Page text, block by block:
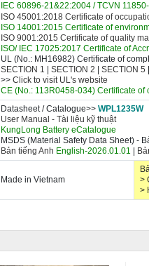
IEC 60896-21&22:2004 /TCVN
ISO 45001:2018 Certificate of
ISO 14001:2015 Certificate of
ISO 9001:2015 Certificate of quality
ISO/ IEC 17025:2017 Certificate of A
UL (No.: MH16982) Certificate of
SECTION 1
SECTION 2 SECTION 5
>> Click to visit UL's website
CE (No.: 113R0458-034) Certificate of
Datasheet / Catalogue>> WPL1235W
User Manual - Tài liệu kỹ thuật
KungLong Battery eCatalogue
MSDS (Material Safety Data Sheet) -
Bản tiếng Anh English-2026.01.01
Made in Vietnam
>
>